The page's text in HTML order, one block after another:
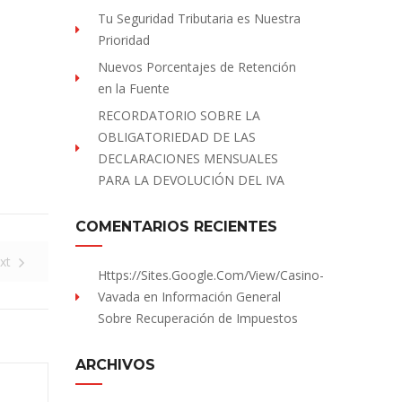
Tu Seguridad Tributaria es Nuestra
Prioridad
Nuevos Porcentajes de Retención
en la Fuente
RECORDATORIO SOBRE LA
OBLIGATORIEDAD DE LAS
DECLARACIONES MENSUALES
PARA LA DEVOLUCIÓN DEL IVA
COMENTARIOS RECIENTES
Https://sites.Google.com/view/Casino-
Vavada en Información General
Sobre Recuperación de Impuestos
ARCHIVOS